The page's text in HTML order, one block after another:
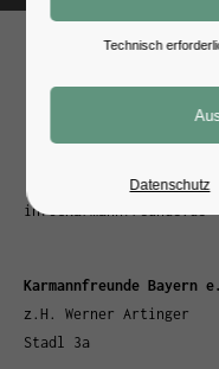
Dein Weg zu
Kontakt
info@karmannfreunde.de
Karmannfreunde Bayern
z.H. Werner Artinger
Stadl 3a
Technisch
Datenschutz